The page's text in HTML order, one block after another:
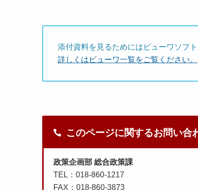
添付資料を見るためにはビューワソフ
詳しくはビューワ一覧をご覧ください。
このページに関するお問い合
政策企画部 総合政策課
TEL：018-860-1217
FAX：018-860-3873